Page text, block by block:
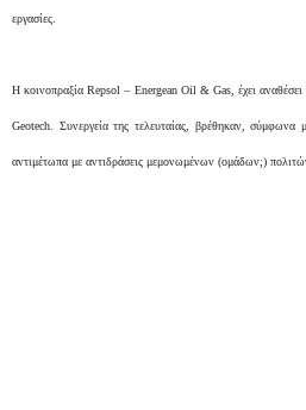
εργασίες.
Η κοινοπραξία Repsol – Energean Oil & Gas, έχει αναθέσει
Geotech. Συνεργεία της τελευταίας, βρέθηκαν, σύμφωνα
αντιμέτωπα με αντιδράσεις μεμονωμένων (ομάδων;)